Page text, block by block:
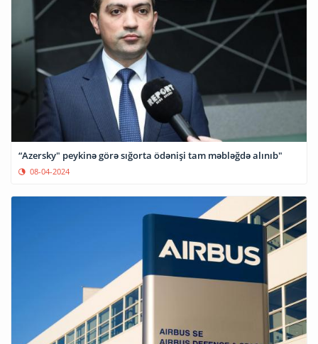
“Azersky" peykinə görə sığorta ödənişi tam məbləğdə alınıb"
08-04-2024